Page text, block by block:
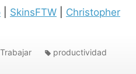
SkinsFTW
Christopher
Trabajar productividad